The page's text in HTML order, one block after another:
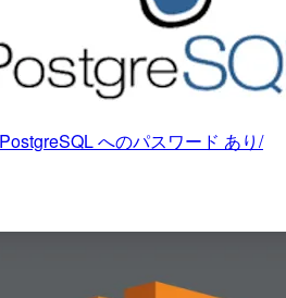
へのパスワード あり/